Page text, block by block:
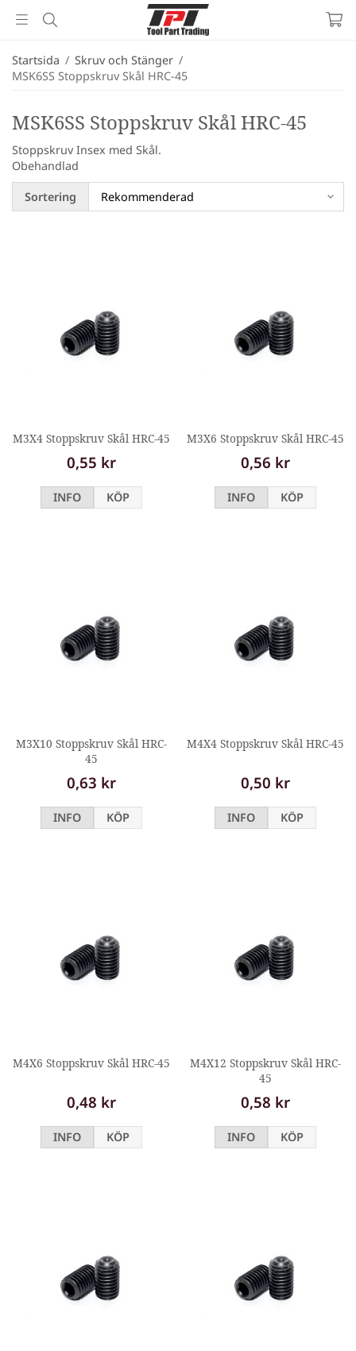
Startsida / Skruv och Stänger /
MSK6SS Stoppskruv Skål HRC-45
MSK6SS Stoppskruv Skål HRC-45
Stoppskruv Insex med Skål.
Obehandlad
Sortering
M3X4 Stoppskruv Skål HRC-45
0,55 kr
INFO KÖP
M3X6 Stoppskruv Skål HRC-45
0,56 kr
INFO KÖP
M3X10 Stoppskruv Skål HRC-
45
0,63 kr
INFO KÖP
M4X4 Stoppskruv Skål HRC-45
0,50 kr
INFO KÖP
M4X6 Stoppskruv Skål HRC-45
0,48 kr
INFO KÖP
M4X12 Stoppskruv Skål HRC-
45
0,58 kr
INFO KÖP